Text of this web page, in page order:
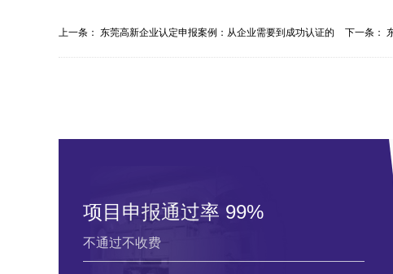
上一条： 东莞高新企业认定申报案例：从企业需要到成功认证的
下一条：
项目申报通过率 99%
不通过不收费